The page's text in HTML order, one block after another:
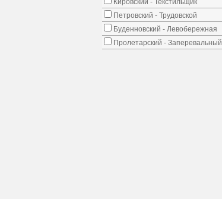
Кировский - Текстильщик
Петровский - Трудовской
Буденновский - Левобережная
Пролетарский - Заперевальный